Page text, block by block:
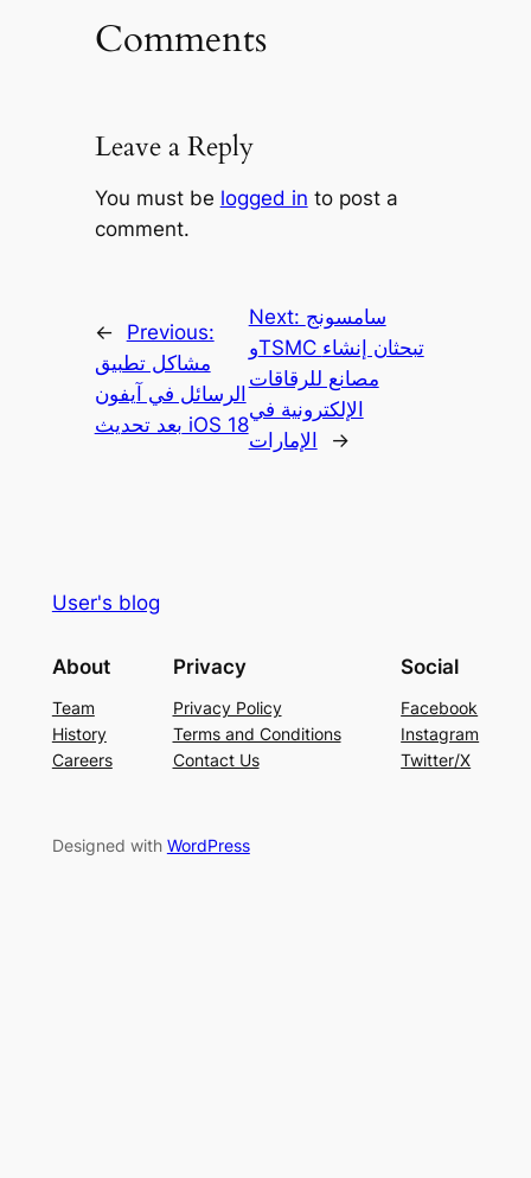
Comments
Leave a Reply
You must be logged in to post a
comment.
←
Previous:
مشاكل تطبيق
الرسائل في آيفون
بعد تحديث iOS 18
Next: سامسونج
وTSMC تبحثان إنشاء
مصانع للرقاقات
الإلكترونية في
الإمارات
→
User's blog
About
Team
History
Careers
Privacy
Privacy Policy
Terms and Conditions
Contact Us
Social
Facebook
Instagram
Twitter/X
Designed with WordPress